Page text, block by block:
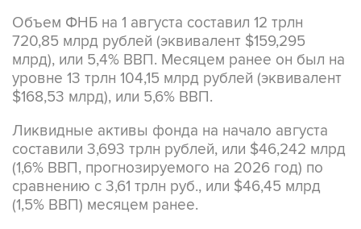
Объем ФНБ на 1 августа составил 12 трлн
720,85 млрд рублей (эквивалент $159,295
млрд), или 5,4% ВВП. Месяцем ранее он был на
уровне 13 трлн 104,15 млрд рублей (эквивалент
$168,53 млрд), или 5,6% ВВП.
Ликвидные активы фонда на начало августа
составили 3,693 трлн рублей, или $46,242 млрд
(1,6% ВВП, прогнозируемого на 2026 год) по
сравнению с 3,61 трлн руб., или $46,45 млрд
(1,5% ВВП) месяцем ранее.